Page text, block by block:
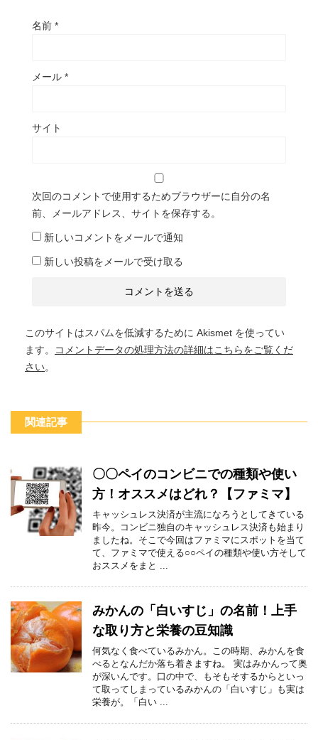
名前 *
メール *
サイト
次回のコメントで使用するためブラウザーに自分の名
前、メールアドレス、サイトを保存する。
新しいコメントをメールで通知
新しい投稿をメールで受け取る
このサイトはスパムを低減するために Akismet を使ってい
ます。
コメントデータの処理方法の詳細はこちらをご覧くだ
さい。
関連記事
〇〇ペイのコンビニでの種類や使い
方！オススメはどれ？【ファミマ】
キャッシュレス決済が主流になろうとしてきている
昨今。コンビニ独自のキャッシュレス決済も始まり
ましたね。そこで今回はファミマにスポットを当て
て、ファミマで使える○○ペイの種類や使い方そして
おススメをまと ...
みかんの「白いすじ」の名前！上手
な取り方と栄養の豆知識
何気なく食べているみかん。この時期、みかんを食
べるとなんだか落ち着きますね。 実はみかんって奥
が深いんです。口の中で、もそもそするからといっ
て取ってしまっているみかんの「白いすじ」も実は
栄養が。「白い ...